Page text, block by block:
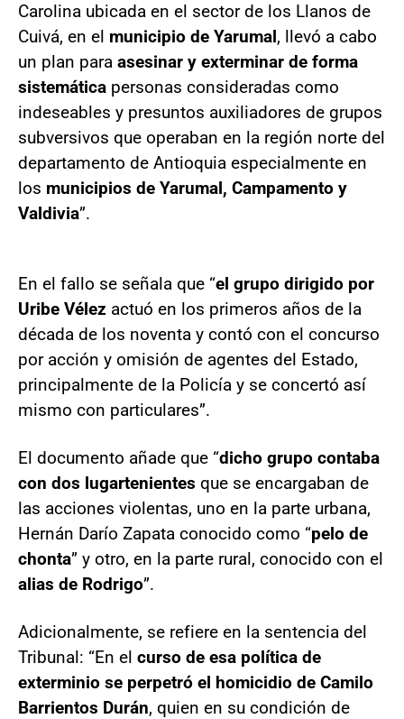
Carolina ubicada en el sector de los Llanos de
Cuivá, en el municipio de Yarumal, llevó a cabo
un plan para asesinar y exterminar de forma
sistemática personas consideradas como
indeseables y presuntos auxiliadores de grupos
subversivos que operaban en la región norte del
departamento de Antioquia especialmente en
los municipios de Yarumal, Campamento y
Valdivia”.
En el fallo se señala que “el grupo dirigido por
Uribe Vélez actuó en los primeros años de la
década de los noventa y contó con el concurso
por acción y omisión de agentes del Estado,
principalmente de la Policía y se concertó así
mismo con particulares”.
El documento añade que “dicho grupo contaba
con dos lugartenientes que se encargaban de
las acciones violentas, uno en la parte urbana,
Hernán Darío Zapata conocido como “pelo de
chonta” y otro, en la parte rural, conocido con el
alias de Rodrigo”.
Adicionalmente, se refiere en la sentencia del
Tribunal: “En el curso de esa política de
exterminio se perpetró el homicidio de Camilo
Barrientos Durán, quien en su condición de